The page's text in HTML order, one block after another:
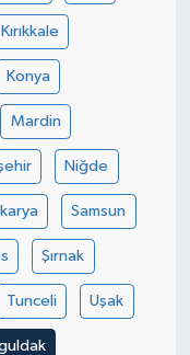
Kırıkkale
Konya
Mardin
Niğde
Samsun
Şırnak
Tunceli Uşak